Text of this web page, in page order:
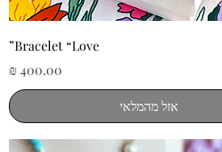
Bracelet “Love”
מחיר
אזל מהמלאי